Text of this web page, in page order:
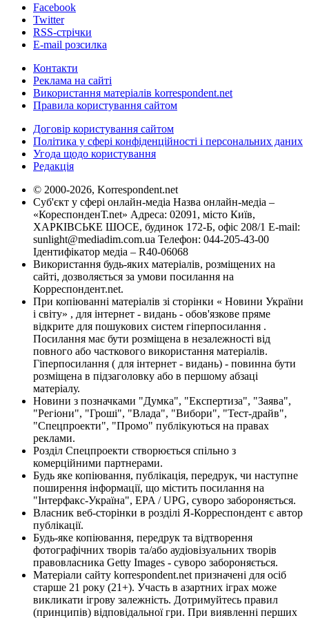
Facebook
Twitter
RSS-стрічки
E-mail розсилка
Контакти
Реклама на сайті
Використання матеріалів korrespondent.net
Правила користування сайтом
Договір користування сайтом
Політика у сфері конфіденційності і персональних даних
Угода щодо користування
Редакція
© 2000-2026, Korrespondent.net
Суб'єкт у сфері онлайн-медіа Назва онлайн-медіа –
«КореспонденТ.net» Адреса: 02091, місто Київ,
ХАРКІВСЬКЕ ШОСЕ, будинок 172-Б, офіс 208/1 E-mail:
sunlight@mediadim.com.ua Телефон: 044-205-43-00
Ідентифікатор медіа – R40-06068
Використання будь-яких матеріалів, розміщених на
сайті, дозволяється за умови посилання на
Корреспондент.net.
При копіюванні матеріалів зі сторінки « Новини України
і світу» , для інтернет - видань - обов'язкове пряме
відкрите для пошукових систем гіперпосилання .
Посилання має бути розміщена в незалежності від
повного або часткового використання матеріалів.
Гіперпосилання ( для інтернет - видань) - повинна бути
розміщена в підзаголовку або в першому абзаці
матеріалу.
Новини з позначками "Думка", "Експертиза", "Заява",
"Регіони", "Гроші", "Влада", "Вибори", "Тест-драйв",
"Спецпроекти", "Промо" публікуються на правах
реклами.
Розділ Спецпроекти створюється спільно з
комерційними партнерами.
Будь яке копіювання, публікація, передрук, чи наступне
поширення інформації, що містить посилання на
"Інтерфакс-Україна", EPA / UPG, суворо забороняється.
Власник веб-сторінки в розділі Я-Корреспондент є автор
публікації.
Будь-яке копіювання, передрук та відтворення
фотографічних творів та/або аудіовізуальних творів
правовласника Getty Images - суворо забороняється.
Матеріали сайту korrespondent.net призначені для осіб
старше 21 року (21+). Участь в азартних іграх може
викликати ігрову залежність. Дотримуйтесь правил
(принципів) відповідальної гри. При виявленні перших